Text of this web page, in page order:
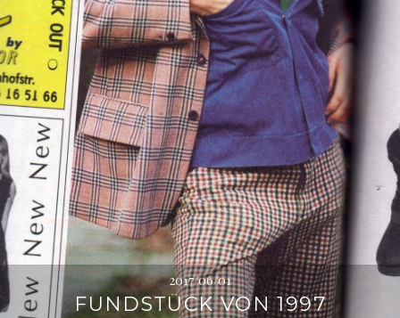
2017/06/01
FUNDSTÜCK VON 1997